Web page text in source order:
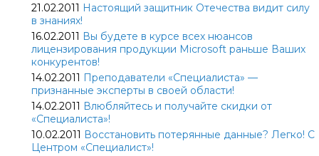
21.02.2011 Настоящий защитник Отечества видит силу
в знаниях!
16.02.2011 Вы будете в курсе всех нюансов
лицензирования продукции Microsoft раньше Ваших
конкурентов!
14.02.2011 Преподаватели «Специалиста» —
признанные эксперты в своей области!
14.02.2011 Влюбляйтесь и получайте скидки от
«Специалиста»!
10.02.2011 Восстановить потерянные данные? Легко! С
Центром «Специалист»!